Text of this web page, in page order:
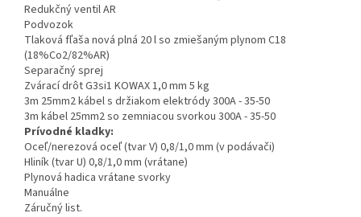
Redukčný ventil AR
Podvozok
Tlaková fľaša nová plná 20 l so zmiešaným plynom C18
(18%Co2/82%AR)
Separačný sprej
Zvárací drôt G3si1 KOWAX 1,0 mm 5 kg
3m 25mm2 kábel s držiakom elektródy 300A - 35-50
3m kábel 25mm2 so zemniacou svorkou 300A - 35-50
Prívodné kladky:
Oceľ/nerezová oceľ (tvar V) 0,8/1,0 mm (v podávači)
Hliník (tvar U) 0,8/1,0 mm (vrátane)
Plynová hadica vrátane svorky
Manuálne
Záručný list.